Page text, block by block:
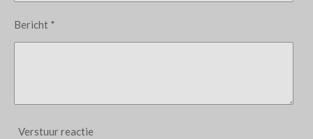
Bericht *
Verstuur reactie